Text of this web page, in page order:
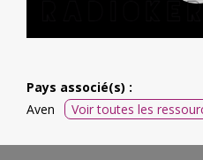
Pays associé(s) :
Aven
Voir toutes les